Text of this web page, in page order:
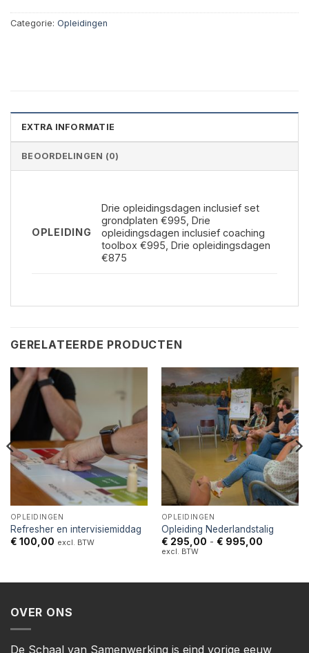
Categorie: Opleidingen
EXTRA INFORMATIE
BEOORDELINGEN (0)
OPLEIDING
Drie opleidingsdagen inclusief set
grondplaten €995, Drie
opleidingsdagen inclusief coaching
toolbox €995, Drie opleidingsdagen
€875
GERELATEERDE PRODUCTEN
OPLEIDINGEN
Refresher en intervisiemiddag
€ 100,00 excl. BTW
OPLEIDINGEN
Opleiding Nederlandstalig
€ 295,00 - € 995,00
excl. BTW
OVER ONS
De Schaal van Samenwerking is eind vorige eeuw